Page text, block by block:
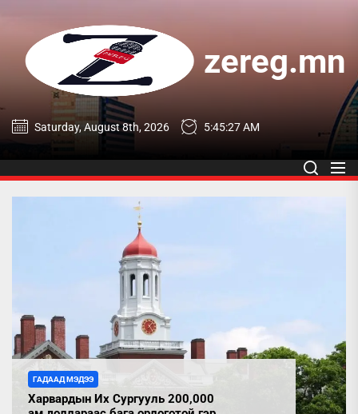
content
zereg.mn
zereg.mn
Saturday, August 8th, 2026 5:45:28 AM
ГАДААД МЭДЭЭ
Харвардын Их Сургууль 200,000